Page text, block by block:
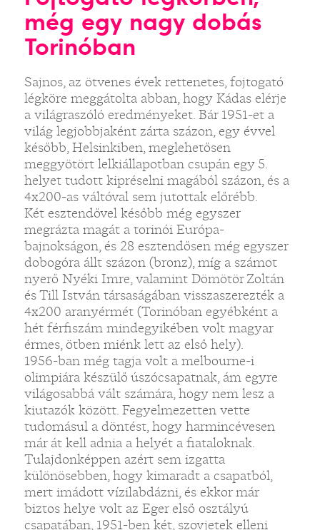
még egy nagy dobás
Torinóban
Sajnos, az ötvenes évek rettenetes, fojtogató
légköre meggátolta abban, hogy Kádas elérje
a világraszóló eredményeket. Bár 1951-et a
világ legjobbjaként zárta százon, egy évvel
később, Helsinkiben, meglehetősen
meggyötört lelkiállapotban csupán egy 5.
helyet tudott kipréselni magából százon, és a
4x200-as váltóval sem jutottak előrébb.
Két esztendővel később még egyszer
megrázta magát a torinói Európa-
bajnokságon, és 28 esztendősen még egyszer
dobogóra állt százon (bronz), míg a számot
nyerő Nyéki Imre, valamint Dömötör Zoltán
és Till István társaságában visszaszerezték a
4x200 aranyérmét (Torinóban egyébként a
hét férfiszám mindegyikében volt magyar
érmes, ötben miénk lett az első hely).
1956-ban még tagja volt a melbourne-i
olimpiára készülő úszócsapatnak, ám egyre
világosabbá vált számára, hogy nem lesz a
kiutazók között. Fegyelmezetten vette
tudomásul a döntést, hogy harmincévesen
már át kell adnia a helyét a fiataloknak.
Tulajdonképpen azért sem izgatta
különösebben, hogy kimaradt a csapatból,
mert imádott vízilabdázni, és ekkor már
biztos helye volt az Eger első osztályú
csapatában, 1951-ben két, szovjetek elleni